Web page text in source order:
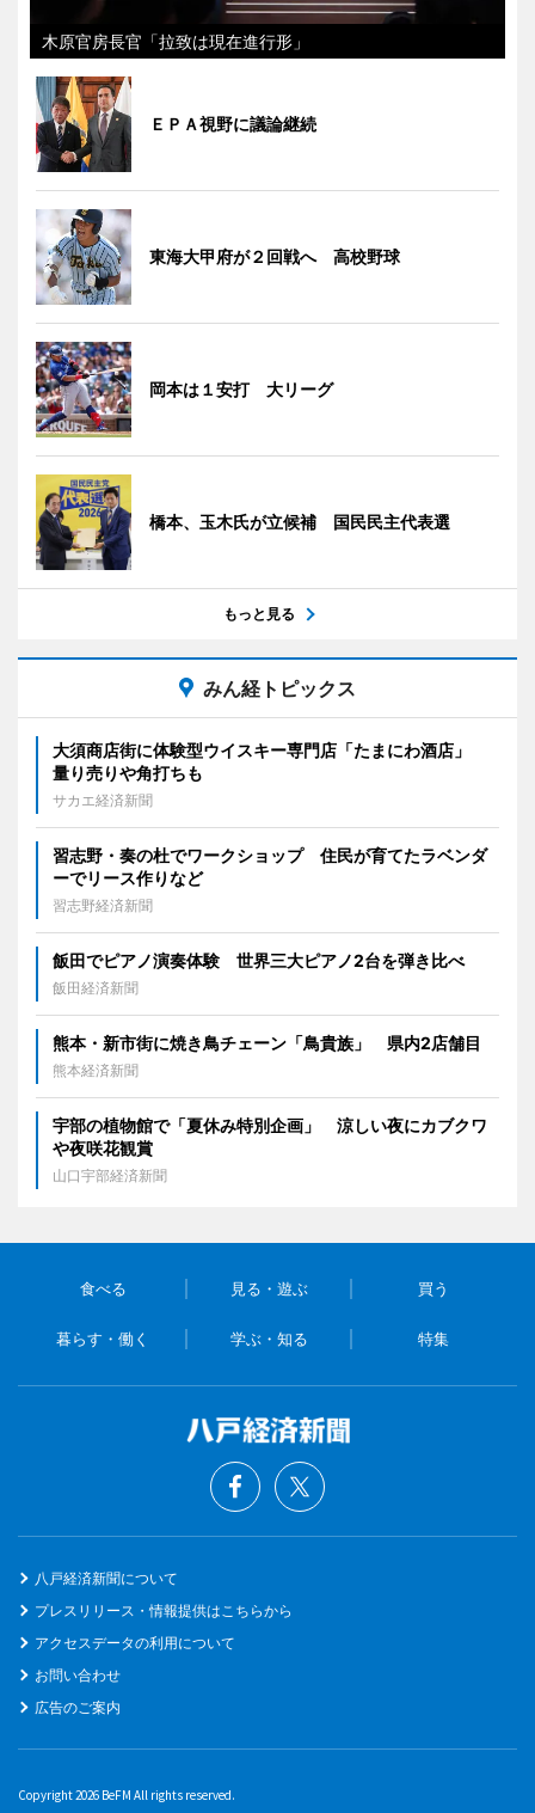
木原官房長官「拉致は現在進行形」
ＥＰＡ視野に議論継続
東海大甲府が２回戦へ 高校野球
岡本は１安打 大リーグ
橋本、玉木氏が立候補 国民民主代表選
もっと見る
みん経トピックス
大須商店街に体験型ウイスキー専門店「たまにわ酒店」
量り売りや角打ちも
サカエ経済新聞
習志野・奏の杜でワークショップ 住民が育てたラベンダ
ーでリース作りなど
習志野経済新聞
飯田でピアノ演奏体験 世界三大ピアノ2台を弾き比べ
飯田経済新聞
熊本・新市街に焼き鳥チェーン「鳥貴族」 県内2店舗目
熊本経済新聞
宇部の植物館で「夏休み特別企画」 涼しい夜にカブクワ
や夜咲花観賞
山口宇部経済新聞
食べる 見る・遊ぶ 買う
暮らす・働く 学ぶ・知る 特集
八戸経済新聞について
プレスリリース・情報提供はこちらから
アクセスデータの利用について
お問い合わせ
広告のご案内
Copyright 2026 BeFM All rights reserved.